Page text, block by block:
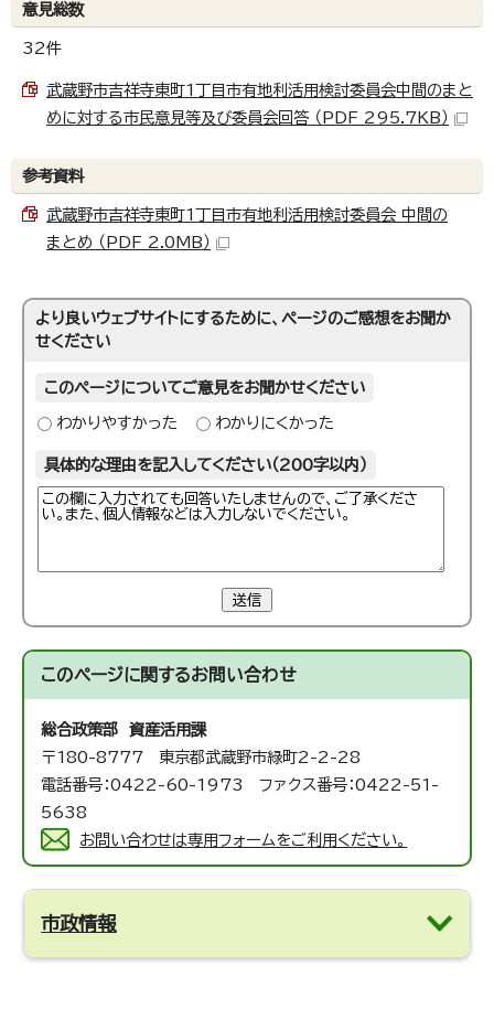
意見総数
32件
武蔵野市吉祥寺東町1丁目市有地利活用検討委員会中間のまと
めに対する市民意見等及び委員会回答 （PDF 295.7KB）
参考資料
武蔵野市吉祥寺東町1丁目市有地利活用検討委員会 中間の
まとめ （PDF 2.0MB）
より良いウェブサイトにするために、ページのご感想をお聞か
せください
このページについてご意見をお聞かせください
わかりやすかった わかりにくかった
具体的な理由を記入してください（200字以内）
送信
このページに関するお問い合わせ
総合政策部 資産活用課
〒180-8777 東京都武蔵野市緑町2-2-28
電話番号：0422-60-1973 ファクス番号：0422-51-
5638
お問い合わせは専用フォームをご利用ください。
市政情報